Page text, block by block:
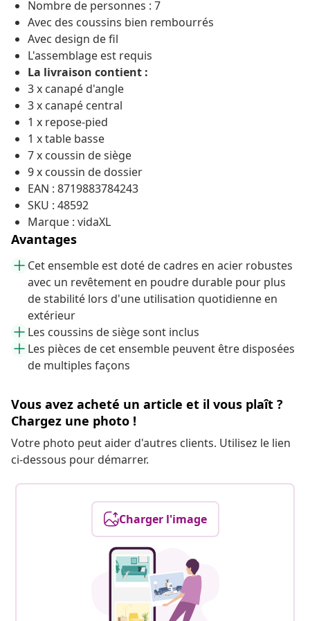
Nombre de personnes : 7
Avec des coussins bien rembourrés
Avec design de fil
L'assemblage est requis
La livraison contient :
3 x canapé d'angle
3 x canapé central
1 x repose-pied
1 x table basse
7 x coussin de siège
9 x coussin de dossier
EAN : 8719883784243
SKU : 48592
Marque : vidaXL
Avantages
Cet ensemble est doté de cadres en acier robustes
avec un revêtement en poudre durable pour plus
de stabilité lors d'une utilisation quotidienne en
extérieur
Les coussins de siège sont inclus
Les pièces de cet ensemble peuvent être disposées
de multiples façons
Vous avez acheté un article et il vous plaît ?
Chargez une photo !
Votre photo peut aider d'autres clients. Utilisez le lien
ci-dessous pour démarrer.
Charger l'image